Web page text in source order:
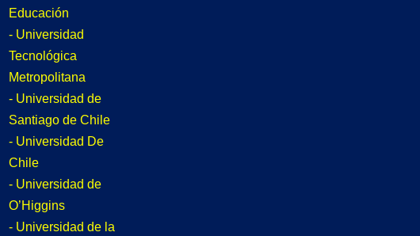
Educación
- Universidad
Tecnológica
Metropolitana
- Universidad de
Santiago de Chile
- Universidad De
Chile
- Universidad de
O’Higgins
- Universidad de la